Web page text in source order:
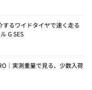
するワイドタイヤで速く走る
G SES
｜実測重量で見る、少数入荷